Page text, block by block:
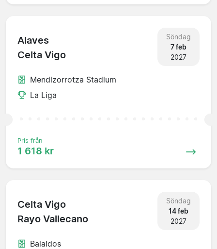
Alaves
Celta Vigo
Söndag
7 feb
2027
Mendizorrotza Stadium
La Liga
Pris från
1 618 kr
Celta Vigo
Rayo Vallecano
Söndag
14 feb
2027
Balaidos